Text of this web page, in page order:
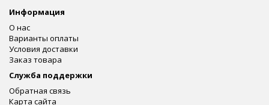
Информация
О нас
Варианты оплаты
Условия доставки
Заказ товара
Служба поддержки
Обратная связь
Карта сайта